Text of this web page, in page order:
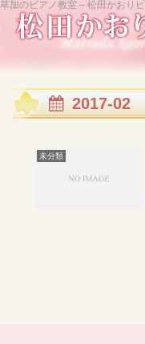
草加のピアノ教室 – 松田かおり
2017-02
未分類